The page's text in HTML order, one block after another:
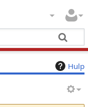
Hulp